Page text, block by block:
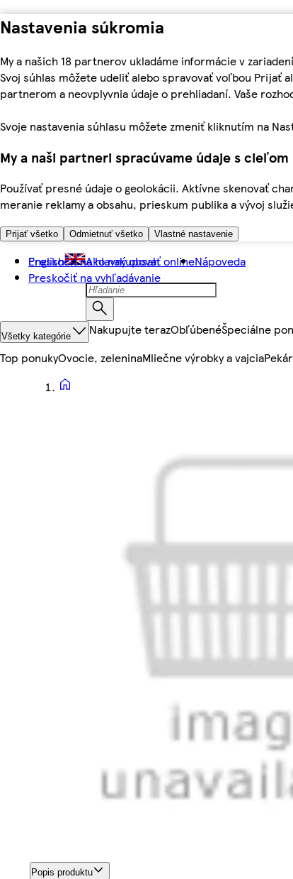
Nastavenia súkromia
My a našich 18 partnerov ukladáme informácie v
Svoj súhlas môžete udeliť alebo spravovať voľbou Prijať
partnerom a neovplyvnia údaje o prehliadaní. Vaše
Svoje nastavenia súhlasu môžete zmeniť kliknutím na
My a naši partneri spracúvame údaje s cieľom
Používať presné údaje o geolokácii. Aktívne skenovať
meranie reklamy a obsahu, prieskum publika a vývoj
Prijať všetko Odmietnuť všetko Vlastné nastavenie
Preskočiť na hlavný obsah
Preskočiť na vyhľadávanie
English Ako nakupovať onlineNápoveda
Všetky kategórie Nakupujte terazObľúbenéŠpeciálne
Top ponukyOvocie, zeleninaMliečne výrobky a vajcia
Popis produktu